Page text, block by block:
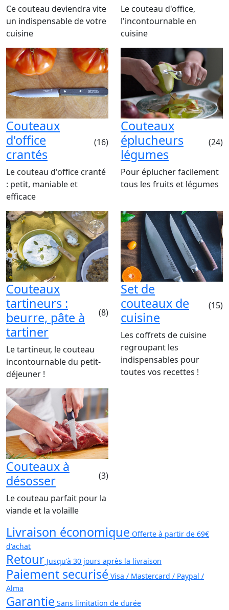
Ce couteau deviendra vite
un indispensable de votre
cuisine
Le couteau d'office,
l'incontournable en
cuisine
Couteaux
d'office
crantés
(16)
Le couteau d'office cranté
: petit, maniable et
efficace
Couteaux
éplucheurs
légumes
(24)
Pour éplucher facilement
tous les fruits et légumes
Couteaux
tartineurs :
beurre, pâte à
tartiner
(8)
Le tartineur, le couteau
incontournable du petit-
déjeuner !
Set de
couteaux de
cuisine
(15)
Les coffrets de cuisine
regroupant les
indispensables pour
toutes vos recettes !
Couteaux à
désosser
(3)
Le couteau parfait pour la
viande et la volaille
Livraison économique Offerte à partir de 69€
d'achat
Retour Jusqu'à 30 jours après la livraison
Paiement securisé Visa / Mastercard / Paypal /
Alma
Garantie Sans limitation de durée